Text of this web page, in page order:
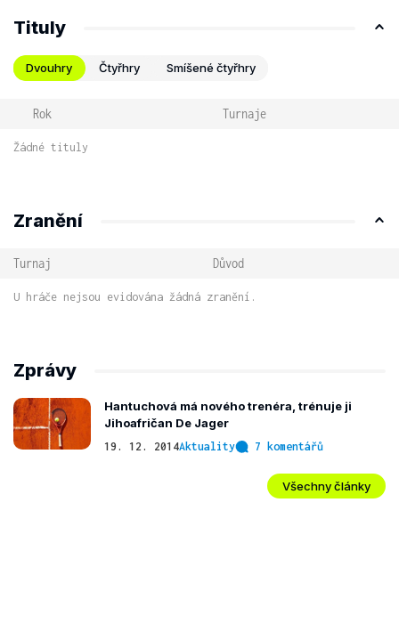
Tituly
Dvouhry Čtyřhry Smíšené čtyřhry
Rok Turnaje
Žádné tituly
Zranění
Turnaj Důvod
U hráče nejsou evidována žádná zranění.
Zprávy
Hantuchová má nového trenéra, trénuje ji
Jihoafričan De Jager
19. 12. 2014Aktuality 7 komentářů
Všechny články